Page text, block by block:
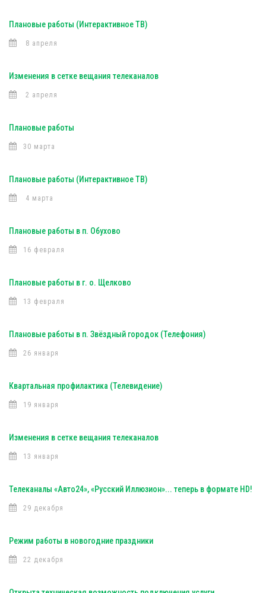
Плановые работы (Интерактивное ТВ)
8 апреля
Изменения в сетке вещания телеканалов
2 апреля
Плановые работы
30 марта
Плановые работы (Интерактивное ТВ)
4 марта
Плановые работы в п. Обухово
16 февраля
Плановые работы в г. о. Щелково
13 февраля
Плановые работы в п. Звёздный городок (Телефония)
26 января
Квартальная профилактика (Телевидение)
19 января
Изменения в сетке вещания телеканалов
13 января
Телеканалы «Авто24», «Русский Иллюзион»... теперь в формате HD!
29 декабря
Режим работы в новогодние праздники
22 декабря